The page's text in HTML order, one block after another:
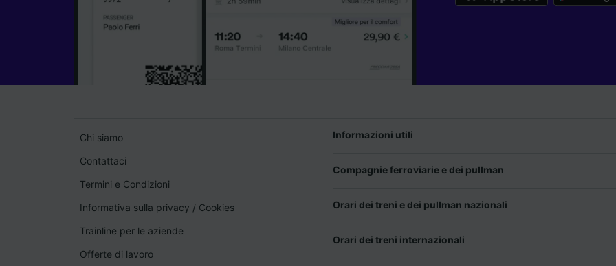
Chi siamo
Contattaci
Termini e Condizioni
Informativa sulla privacy / Cookies
Trainline per le aziende
Offerte di lavoro
Informazioni utili
Compagnie ferroviarie e dei pullman
Orari dei treni e dei pullman nazionali
Orari dei treni internazionali